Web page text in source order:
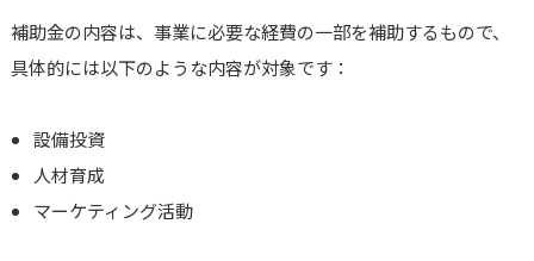
補助金の内容は、事業に必要な経費の一部を補助するもので、
具体的には以下のような内容が対象です：
設備投資
人材育成
マーケティング活動